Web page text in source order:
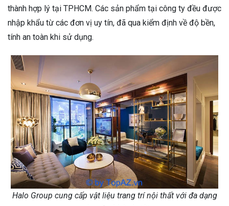
thành hợp lý tại TPHCM. Các sản phẩm tại công ty đều được
nhập khẩu từ các đơn vị uy tín, đã qua kiểm định về độ bền,
tính an toàn khi sử dụng.
Halo Group cung cấp vật liệu trang trí nội thất với đa dạng